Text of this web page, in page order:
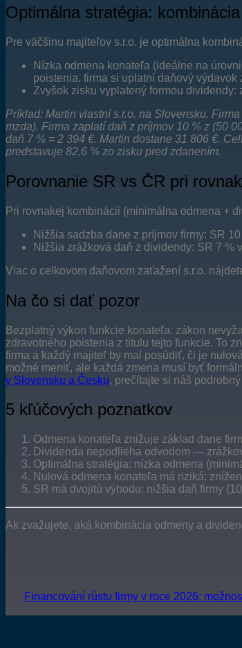
Optimálna stratégia:
Pre väčšinu majiteľov s.r.o. je optimálna
Nízka odmena konateľa (ideálne na
poistenia, firma si uplatní daňový
Zvyšok zisku vyplatený formou
Príklad: Martin vlastní s.r.o. na Slovensku.
mzda). Firma zaplatí daň z príjmov 10 % z (50
daň 7 % = 2 394 €. Martin dostane 31 806 €.
predstavuje 82,6 % zo zisku pred zdanením.
Porovnanie SR vs ČR pri
Pri rovnakej kombinácii (minimálna odmena +
Nižšia sadzba dane z príjmov firmy: SR
Nižšia zrážková daň z dividendy: SR 7
Viac o celkovom daňovom zaťažení s.r.o.
Na čo si dať pozor
Bezplatný výkon funkcie konateľa: zákon
zdravotného poistenia z titulu tejto funkcie. To
firma a každý majiteľ by mal posúdiť, či je
možné meniť, ale každá zmena musí byť
v Slovensku a Česku, prečítajte si náš
5 kľúčových poznatkov
Odmena konateľa znižuje základ dane
Dividenda nepodlieha odvodom —
Optimálna stratégia: nízka odmena
Nulová odmena konateľa má riziká:
SR má dvojitú výhodu: nižšia daň firmy
Ak zvažujete, aká kombinácia odmeny a
Financování růstu firmy v roce 2026: